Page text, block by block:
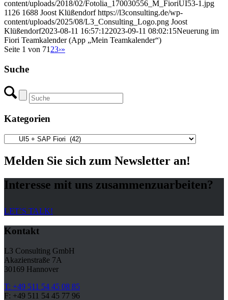
content/uploads/2018/02/Fotolia_170030556_M_FioriUI53-1.jpg
1126 1688 Joost Klüßendorf https://l3consulting.de/wp-
content/uploads/2025/08/L3_Consulting_Logo.png Joost
Klüßendorf2023-08-11 16:57:122023-09-11 08:02:15Neuerung im
Fiori Teamkalender (App „Mein Teamkalender“)
Seite 1 von 71 23›»
Suche
Kategorien
Kategorien
Melden Sie sich zum Newsletter an!
Interesse mit uns zusammenzuarbeiten?
LET’S TALK!
Kontakt
L3 Consulting GmbH
Akazienstraße 7A
30169 Hannover
T: +49 511 54 45 08 85
F: +49 511 54 45 77 96